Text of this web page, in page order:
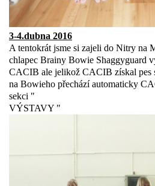
3-4.dubna 2016
A tentokrát jsme si zajeli do Nitry na
chlapec Brainy Bowie Shaggyguard
CACIB ale jelikož CACIB získal pes
na Bowieho přechází automaticky
sekci "
VÝSTAVY "